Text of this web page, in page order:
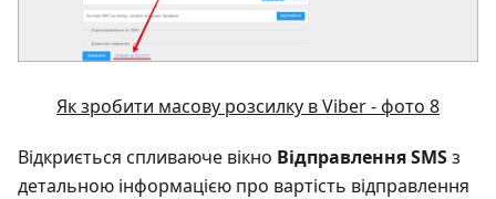
Як зробити масову розсилку в Viber - фото 8
Відкриється спливаюче вікно Відправлення SMSз
детальною інформацією про вартість відправлення